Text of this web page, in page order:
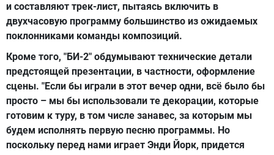
и составляют трек-лист, пытаясь включить в
двухчасовую программу большинство из ожидаемых
поклонниками команды композиций.
Кроме того, "БИ-2" обдумывают технические детали
предстоящей презентации, в частности, оформление
сцены. "Если бы играли в этот вечер одни, всё было бы
просто – мы бы использовали те декорации, которые
готовим к туру, в том числе занавес, за которым мы
будем исполнять первую песню программы. Но
поскольку перед нами играет Энди Йорк, придется